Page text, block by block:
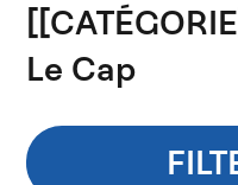
Le Cap